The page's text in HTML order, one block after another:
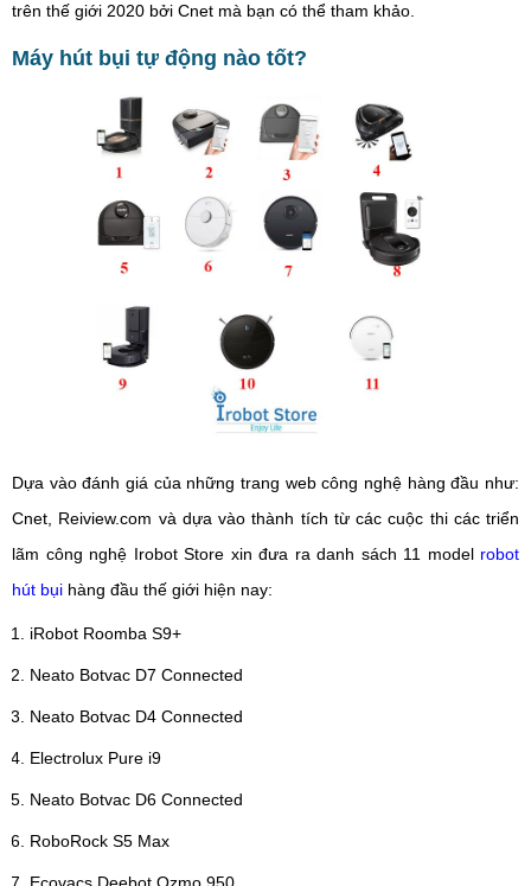
trên thế giới 2020 bởi Cnet mà bạn có thể tham khảo.
Máy hút bụi tự động nào tốt?
Dựa vào đánh giá của những trang web công nghệ hàng đầu như:
Cnet, Reiview.com và dựa vào thành tích từ các cuộc thi các triển
lãm công nghệ Irobot Store xin đưa ra danh sách 11 model robot
hút bụi hàng đầu thế giới hiện nay:
iRobot Roomba S9+
Neato Botvac D7 Connected
Neato Botvac D4 Connected
Electrolux Pure i9
Neato Botvac D6 Connected
RoboRock S5 Max